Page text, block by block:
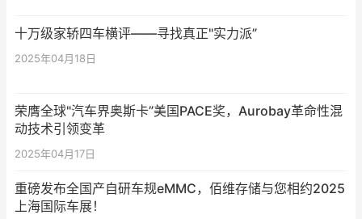
十万级家轿四车横评——寻找真正"实力派”
2025年04月18日
荣膺全球"汽车界奥斯卡”美国PACE奖，Aurobay革命性混
动技术引领变革
2025年04月17日
重磅发布全国产自研车规eMMC，佰维存储与您相约2025
上海国际车展！